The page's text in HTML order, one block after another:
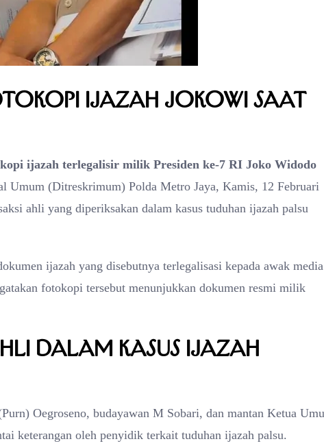
Ijazah Jokowi Saat
ijazah terlegalisir milik Presiden ke-7 RI Joko Widodo
Umum (Ditreskrimum) Polda Metro Jaya, Kamis, 12 Februari
ahli yang diperiksakan dalam kasus tuduhan ijazah palsu
ijazah yang disebutnya terlegalisasi kepada awak
fotokopi tersebut menunjukkan dokumen resmi milik
dalam Kasus Ijazah
Oegroseno, budayawan M Sobari, dan mantan Ketua
keterangan oleh penyidik terkait tuduhan ijazah palsu.